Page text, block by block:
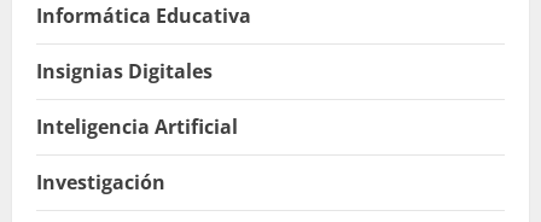
Informática Educativa
Insignias Digitales
Inteligencia Artificial
Investigación